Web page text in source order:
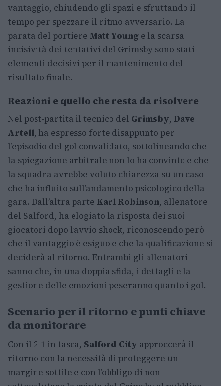
vantaggio, chiudendo gli spazi e sfruttando il
tempo per spezzare il ritmo avversario. La
parata del portiere Matt Young e la scarsa
incisività dei tentativi del Grimsby sono stati
elementi decisivi per il mantenimento del
risultato finale.
Reazioni e quello che resta da risolvere
Nel post-partita il tecnico del Grimsby, Dave
Artell, ha espresso forte disappunto per
l’episodio del gol convalidato, sottolineando che
la spiegazione arbitrale non lo ha convinto e che
la squadra avrebbe voluto chiarezza su un caso
che ha influito sull’andamento psicologico della
gara. Dall’altra parte Karl Robinson, allenatore
del Salford, ha elogiato la risposta dei suoi
giocatori dopo l’avvio shock, riconoscendo però
che il vantaggio è esiguo e che la qualificazione si
deciderà al ritorno. Entrambi gli allenatori
sanno che, in una doppia sfida, i dettagli e la
gestione delle emozioni peseranno quanto i gol.
Scenario per il ritorno e punti chiave
da monitorare
Con il 2-1 in tasca, Salford City approccerà il
ritorno con la necessità di proteggere un
margine sottile e con l’obbligo di non